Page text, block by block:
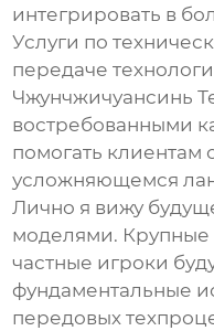
интегрировать в
Услуги по
передаче
Чжунчжичуансинь
востребованными
помогать клиентам
усложняющемся
Лично я вижу
моделями. Крупные
частные игроки
фундаментальные
передовых